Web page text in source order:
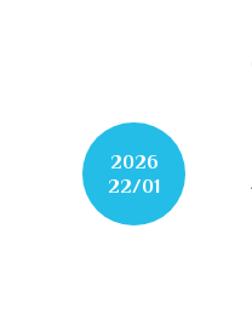
2026
22/01